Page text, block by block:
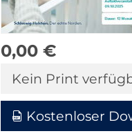
0,00 €
Kein Print
Kostenloser